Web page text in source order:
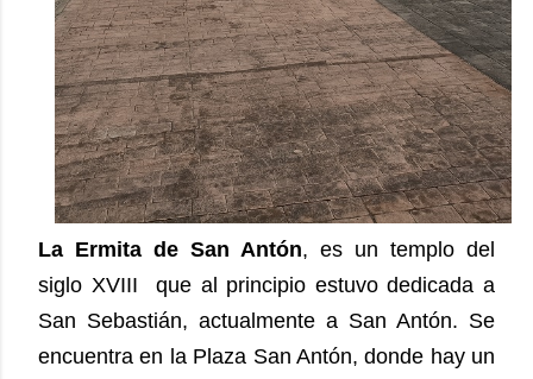
La Ermita de San Antón, es un templo del
siglo XVIII que al principio estuvo dedicada a
San Sebastián, actualmente a San Antón. Se
encuentra en la Plaza San Antón, donde hay un